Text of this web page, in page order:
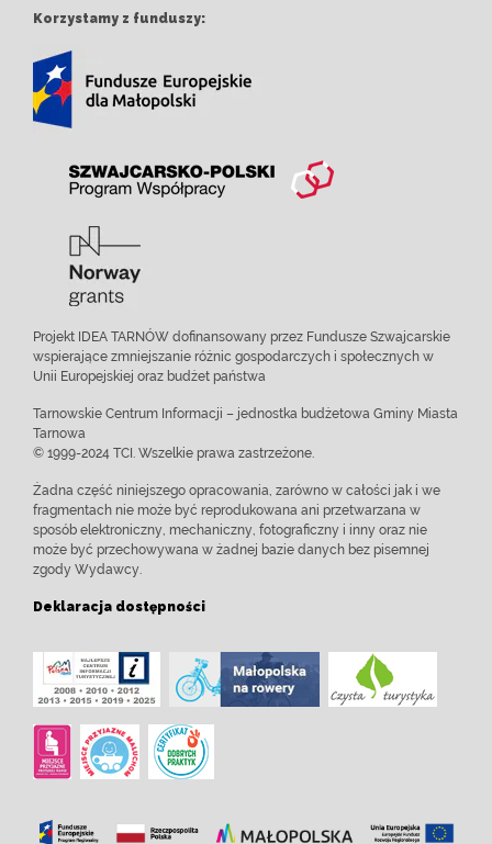
Korzystamy z funduszy:
Projekt IDEA TARNÓW dofinansowany przez Fundusze Szwajcarskie
wspierające zmniejszanie różnic gospodarczych i społecznych w
Unii Europejskiej oraz budżet państwa
Tarnowskie Centrum Informacji – jednostka budżetowa Gminy Miasta
Tarnowa
© 1999-2024 TCI. Wszelkie prawa zastrzeżone.
Żadna część niniejszego opracowania, zarówno w całości jak i we
fragmentach nie może być reprodukowana ani przetwarzana w
sposób elektroniczny, mechaniczny, fotograficzny i inny oraz nie
może być przechowywana w żadnej bazie danych bez pisemnej
zgody Wydawcy.
Deklaracja dostępności